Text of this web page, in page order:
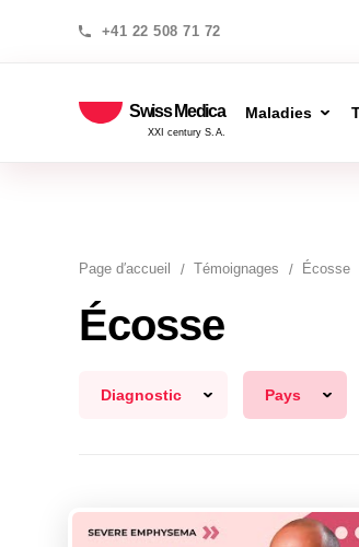
+41 22 508 71 72
Swiss Medica
XXI century S.A.
Maladies
Page d′accueil Témoignages Écosse
Écosse
Diagnostic Pays